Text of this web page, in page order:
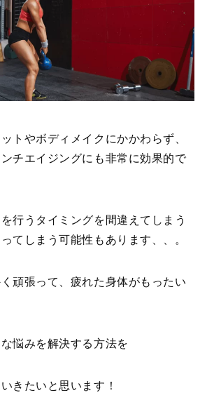
トやボディメイクにかかわらず、
チエイジングにも非常に効果的で
行うタイミングを間違えてしまう
てしまう可能性もあります、、。
頑張って、疲れた身体がもったい
悩みを解決する方法を
きたいと思います！